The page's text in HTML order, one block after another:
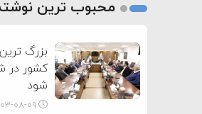
2
محبوب ترین
بزرگ ترین
کشور در
شود
۱۴۰۳-